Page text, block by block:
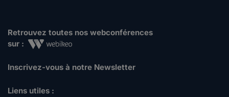
Retrouvez toutes nos webconférences
sur :
Inscrivez-vous à notre Newsletter
Liens utiles :